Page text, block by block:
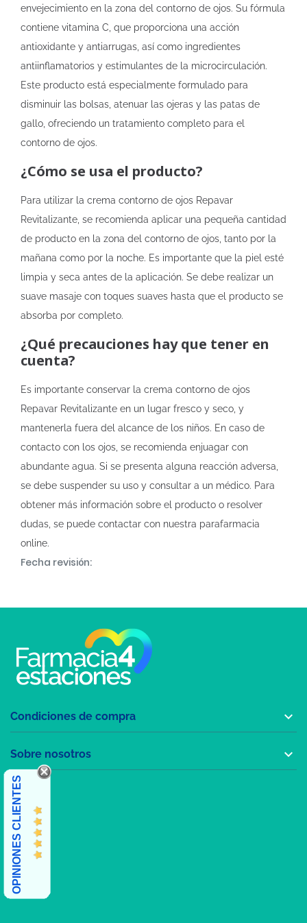
envejecimiento en la zona del contorno de ojos. Su fórmula
contiene vitamina C, que proporciona una acción
antioxidante y antiarrugas, así como ingredientes
antiinflamatorios y estimulantes de la microcirculación.
Este producto está especialmente formulado para
disminuir las bolsas, atenuar las ojeras y las patas de
gallo, ofreciendo un tratamiento completo para el
contorno de ojos.
¿Cómo se usa el producto?
Para utilizar la crema contorno de ojos Repavar
Revitalizante, se recomienda aplicar una pequeña cantidad
de producto en la zona del contorno de ojos, tanto por la
mañana como por la noche. Es importante que la piel esté
limpia y seca antes de la aplicación. Se debe realizar un
suave masaje con toques suaves hasta que el producto se
absorba por completo.
¿Qué precauciones hay que tener en
cuenta?
Es importante conservar la crema contorno de ojos
Repavar Revitalizante en un lugar fresco y seco, y
mantenerla fuera del alcance de los niños. En caso de
contacto con los ojos, se recomienda enjuagar con
abundante agua. Si se presenta alguna reacción adversa,
se debe suspender su uso y consultar a un médico. Para
obtener más información sobre el producto o resolver
dudas, se puede contactar con nuestra parafarmacia
online.
Fecha revisión:
Condiciones de compra 
Sobre nosotros 
OPINIONES CLIENTES